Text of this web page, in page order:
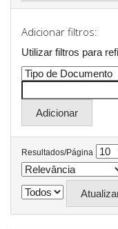
Adicionar filtros:
Utilizar filtros para
Resultados/Página